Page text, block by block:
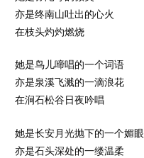
亦是终南山吐出的心火
在枝头灼灼燃烧
她是鸟儿啼唱的一个词语
亦是泉溪飞溅的一滴浪花
在涧石松谷日夜吟唱
她是长安月光抛下的一个媚眼
亦是石头深处的一缕温柔